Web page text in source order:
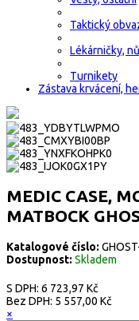
Taktický
Lékárničky,
Turnikety
Zástava krvácení,
MEDIC CASE,
MATBOCK
Katalogové číslo:
Dostupnost: Skladem
S DPH: 6 723,97 Kč
Bez DPH: 5 557,00 Kč
×